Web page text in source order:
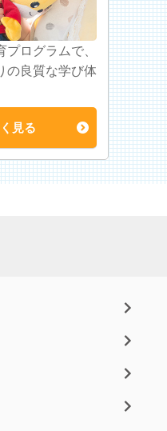
プログラムで、
の良質な学び体
見る